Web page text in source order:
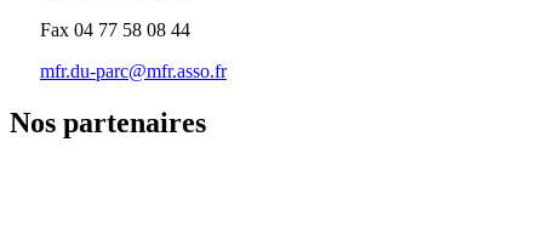
Fax 04 77 58 08 44
mfr.du-parc@mfr.asso.fr
Nos partenaires